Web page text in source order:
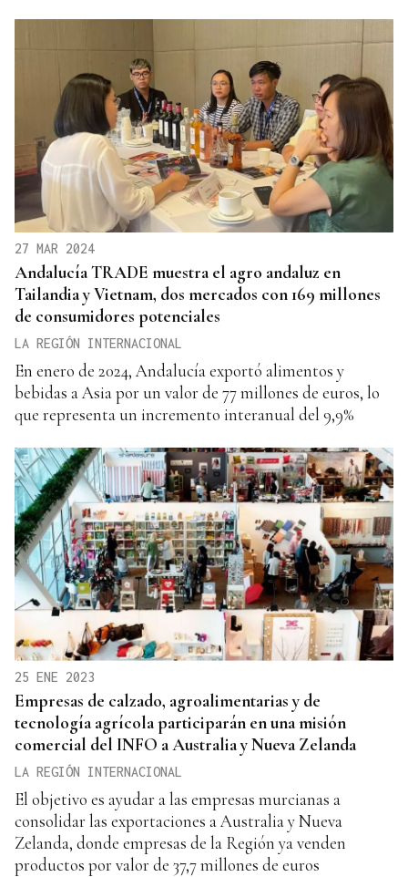
27 MAR 2024
Andalucía TRADE muestra el agro andaluz en
Tailandia y Vietnam, dos mercados con 169 millones
de consumidores potenciales
LA REGIÓN INTERNACIONAL
En enero de 2024, Andalucía exportó alimentos y
bebidas a Asia por un valor de 77 millones de euros, lo
que representa un incremento interanual del 9,9%
25 ENE 2023
Empresas de calzado, agroalimentarias y de
tecnología agrícola participarán en una misión
comercial del INFO a Australia y Nueva Zelanda
LA REGIÓN INTERNACIONAL
El objetivo es ayudar a las empresas murcianas a
consolidar las exportaciones a Australia y Nueva
Zelanda, donde empresas de la Región ya venden
productos por valor de 37,7 millones de euros